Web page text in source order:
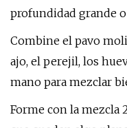
profundidad grande
Combine el pavo
ajo, el perejil, los
mano para mezclar
Forme con la mezcla